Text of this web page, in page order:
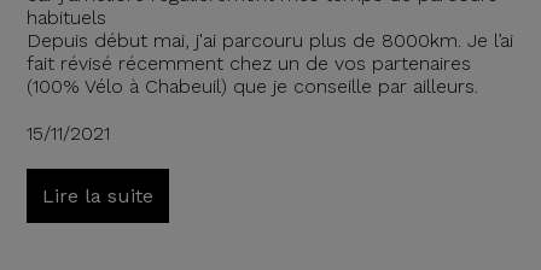
habituels
Depuis début mai, j'ai parcouru plus de 8000km. Je l’ai
fait révisé récemment chez un de vos partenaires
(100% Vélo à Chabeuil) que je conseille par ailleurs.
15/11/2021
Lire la suite